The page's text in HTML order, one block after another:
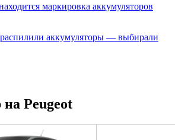
маркировка аккумуляторов
аккумуляторы — выбирали
Peugeot